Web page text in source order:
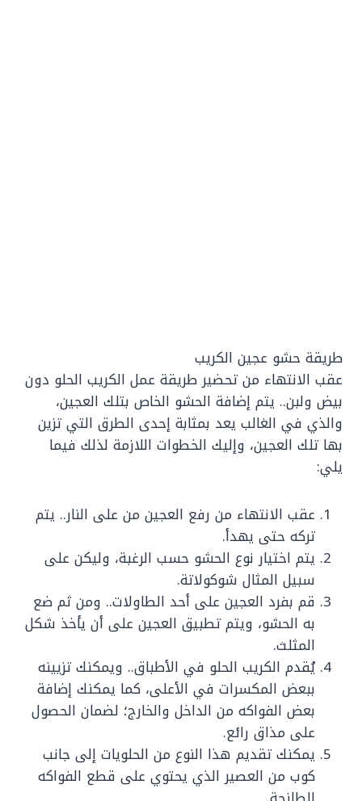
طريقة حشو عجين الكريب
عقب الانتهاء من تحضير طريقة عمل الكريب الحلو دون
بيض ولبن.. يتم إضافة الحشو الخاص بتلك العجين،
والذي في الغالب يعد بمثابة إحدى الطرق التي تزين
بها تلك العجين، وإليك الخطوات اللازمة لذلك فيما
يلي:
عقب الانتهاء من رفع العجين من على النار.. يتم
تركه حتى يهدأ.
يتم اختيار نوع الحشو حسب الرغبة، وليكن على
سبيل المثال شوكولاتة.
قم بفرد العجين على أحد الطاولات.. ومن ثم ضع
به الحشو، ويتم تطبيق العجين على أن يأخذ شكل
المثلث.
يُقدم الكريب الحلو في الأطباق.. ويمكنك تزيينه
ببعض المكسرات في الأعلى، كما يمكنك إضافة
بعض الفواكه من الداخل والخارج؛ لضمان الحصول
على مذاق رائع.
يمكنك تقديم هذا النوع من الحلويات إلى جانب
كوب من العصير الذي يحتوي على قطع الفواكه